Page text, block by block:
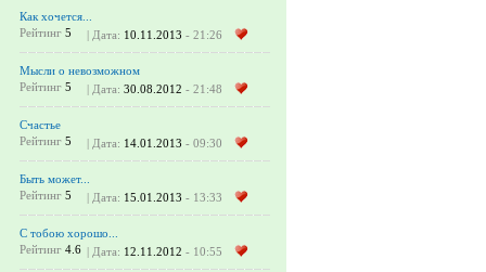
Как хочется...
Рейтинг 5 | Дата: 10.11.2013 - 21:26
Мысли о невозможном
Рейтинг 5 | Дата: 30.08.2012 - 21:48
Счастье
Рейтинг 5 | Дата: 14.01.2013 - 09:30
Быть может...
Рейтинг 5 | Дата: 15.01.2013 - 13:33
С тобою хорошо...
Рейтинг 4.6 | Дата: 12.11.2012 - 10:55